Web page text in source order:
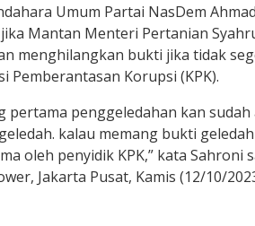
Umum Partai NasDem Ahmad
Mantan Menteri Pertanian
menghilangkan bukti jika tidak
Pemberantasan Korupsi (KPK).
pertama penggeledahan kan sudah
kalau memang bukti geledah
oleh penyidik KPK,” kata Sahroni
Jakarta Pusat, Kamis (12/10/